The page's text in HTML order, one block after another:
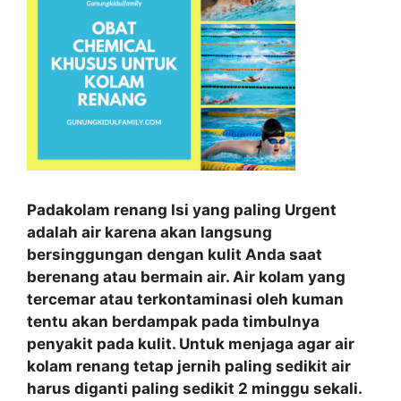
Padakolam renang Isi yang paling Urgent
adalah air karena akan langsung
bersinggungan dengan kulit Anda saat
berenang atau bermain air. Air kolam yang
tercemar atau terkontaminasi oleh kuman
tentu akan berdampak pada timbulnya
penyakit pada kulit. Untuk menjaga agar air
kolam renang tetap jernih paling sedikit air
harus diganti paling sedikit 2 minggu sekali.